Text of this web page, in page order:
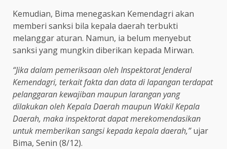
Kemudian, Bima menegaskan Kemendagri akan
memberi sanksi bila kepala daerah terbukti
melanggar aturan. Namun, ia belum menyebut
sanksi yang mungkin diberikan kepada Mirwan.
“Jika dalam pemeriksaan oleh Inspektorat Jenderal
Kemendagri, terkait fakta dan data di lapangan terdapat
pelanggaran kewajiban maupun larangan yang
dilakukan oleh Kepala Daerah maupun Wakil Kepala
Daerah, maka inspektorat dapat merekomendasikan
untuk memberikan sangsi kepada kepala daerah,”ujar
Bima, Senin (8/12).